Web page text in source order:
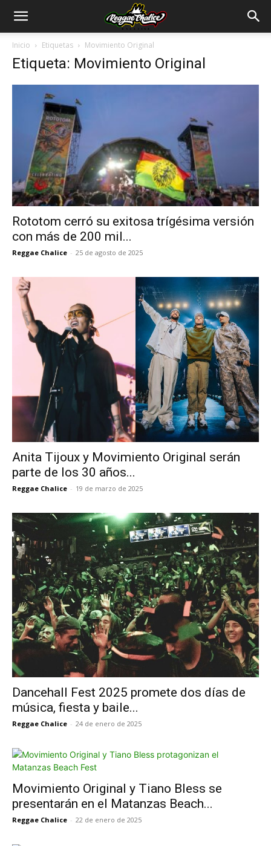
Inicio Etiquetas Movimiento Original
Etiqueta: Movimiento Original
Rototom cerró su exitosa trígésima versión
con más de 200 mil...
Reggae Chalice - 25 de agosto de 2025
Anita Tijoux y Movimiento Original serán
parte de los 30 años...
Reggae Chalice - 19 de marzo de 2025
Dancehall Fest 2025 promete dos días de
música, fiesta y baile...
Reggae Chalice - 24 de enero de 2025
Movimiento Original y Tiano Bless se
presentarán en el Matanzas Beach...
Reggae Chalice - 22 de enero de 2025